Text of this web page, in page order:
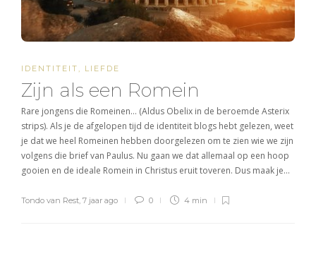
IDENTITEIT, LIEFDE
Zijn als een Romein
Rare jongens die Romeinen… (Aldus Obelix in de beroemde Asterix
strips). Als je de afgelopen tijd de identiteit blogs hebt gelezen, weet
je dat we heel Romeinen hebben doorgelezen om te zien wie we zijn
volgens die brief van Paulus. Nu gaan we dat allemaal op een hoop
gooien en de ideale Romein in Christus eruit toveren. Dus maak je…
Tondo van Rest, 7 jaar ago 0 4 min